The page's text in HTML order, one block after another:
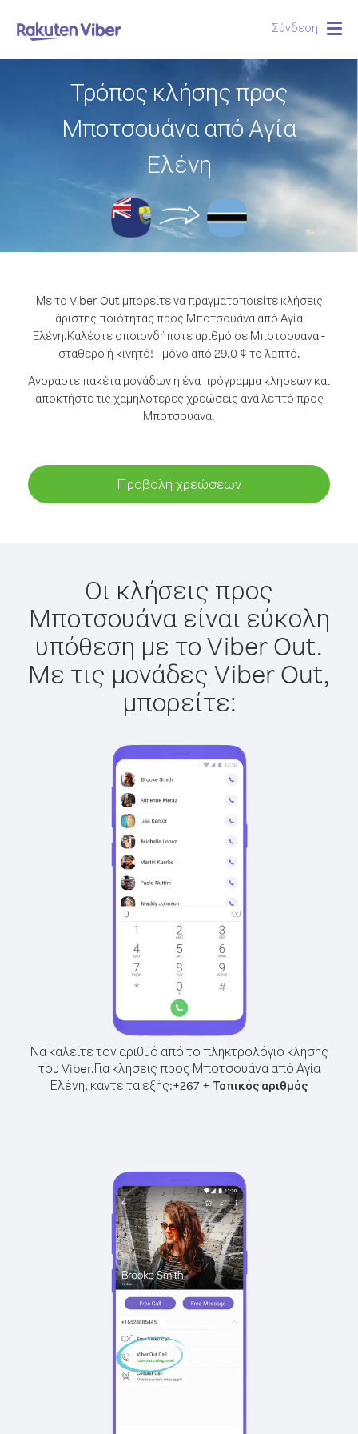
Σύνδεση
Τρόπος κλήσης προς
Μποτσουάνα από Αγία
Ελένη
Με το Viber Out μπορείτε να πραγματοποιείτε κλήσεις
άριστης ποιότητας προς Μποτσουάνα από Αγία
Ελένη.Καλέστε οποιονδήποτε αριθμό σε Μποτσουάνα -
σταθερό ή κινητό! - μόνο από 29.0 ¢ το λεπτό.
Αγοράστε πακέτα μονάδων ή ένα πρόγραμμα κλήσεων και
αποκτήστε τις χαμηλότερες χρεώσεις ανά λεπτό προς
Μποτσουάνα.
Προβολή χρεώσεων
Οι κλήσεις προς
Μποτσουάνα είναι εύκολη
υπόθεση με το Viber Out.
Με τις μονάδες Viber Out,
μπορείτε:
Να καλείτε τον αριθμό από το πληκτρολόγιο κλήσης
του Viber.Για κλήσεις προς Μποτσουάνα από Αγία
Ελένη, κάντε τα εξής:+267 + Τοπικός αριθμός